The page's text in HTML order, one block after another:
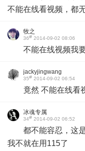
不能在线看视频，都
牧之
36# 2014-09-02 08:06
不能在线视频我
jackyjingwang
35# 2014-09-02 06:54
竟然 不能在线看
冰魂专属
34# 2014-09-02 06:52
都不能容忍，这
我不就在用115了